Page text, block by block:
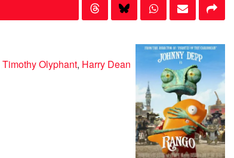
Timothy Olyphant, Harry Dean